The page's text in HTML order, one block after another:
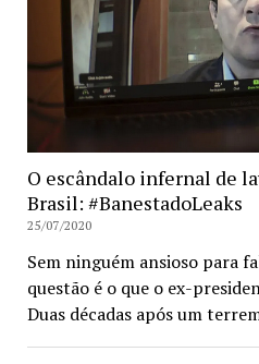
O escândalo infernal de
Brasil: #BanestadoLeaks
25/07/2020
Sem ninguém ansioso para
questão é o que o ex-
Duas décadas após um